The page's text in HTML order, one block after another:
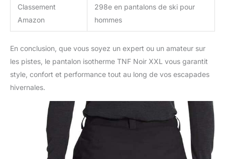
Classement
Amazon
298e en pantalons de ski pour
hommes
En conclusion, que vous soyez un expert ou un amateur sur
les pistes, le pantalon isotherme TNF Noir XXL vous garantit
style, confort et performance tout au long de vos escapades
hivernales.